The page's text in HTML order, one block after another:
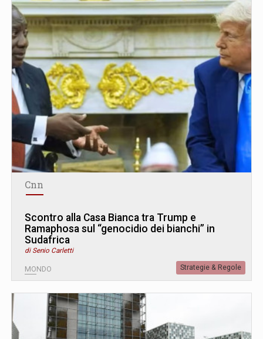
Cnn
Scontro alla Casa Bianca tra Trump e
Ramaphosa sul “genocidio dei bianchi” in
Sudafrica
di Senio Carletti
MONDO Strategie & Regole